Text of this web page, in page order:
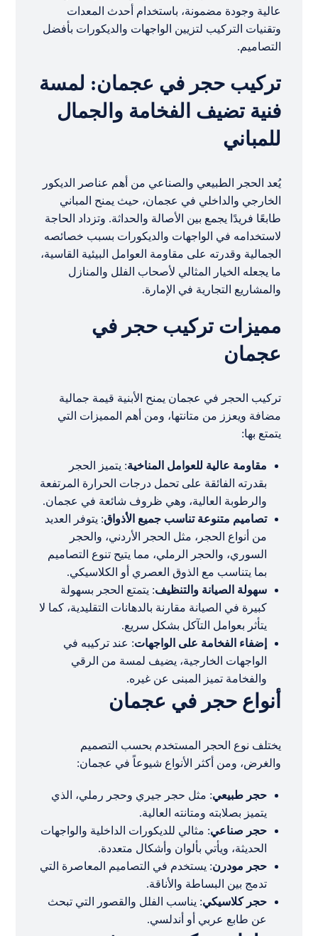
عالية وجودة مضمونة، باستخدام أحدث المعدات
وتقنيات التركيب لتزيين الواجهات والديكورات بأفضل
التصاميم.
تركيب حجر في عجمان: لمسة
فنية تضيف الفخامة والجمال
للمباني
يُعد الحجر الطبيعي والصناعي من أهم عناصر الديكور
الخارجي والداخلي في عجمان، حيث يمنح المباني
طابعًا فريدًا يجمع بين الأصالة والحداثة. وتزداد الحاجة
لاستخدامه في الواجهات والديكورات بسبب خصائصه
الجمالية وقدرته على مقاومة العوامل البيئية القاسية،
ما يجعله الخيار المثالي لأصحاب الفلل والمنازل
والمشاريع التجارية في الإمارة.
مميزات تركيب حجر في
عجمان
تركيب الحجر في عجمان يمنح الأبنية قيمة جمالية
مضافة ويعزز من متانتها، ومن أهم المميزات التي
يتمتع بها:
مقاومة عالية للعوامل المناخية: يتميز الحجر
بقدرته الفائقة على تحمل درجات الحرارة المرتفعة
والرطوبة العالية، وهي ظروف شائعة في عجمان.
تصاميم متنوعة تناسب جميع الأذواق: يتوفر العديد
من أنواع الحجر، مثل الحجر الأردني، والحجر
السوري، والحجر الرملي، مما يتيح تنوع التصاميم
بما يتناسب مع الذوق العصري أو الكلاسيكي.
سهولة الصيانة والتنظيف: يتمتع الحجر بسهولة
كبيرة في الصيانة مقارنة بالدهانات التقليدية، كما لا
يتأثر بعوامل التآكل بشكل سريع.
إضفاء الفخامة على الواجهات: عند تركيبه في
الواجهات الخارجية، يضيف لمسة من الرقي
والفخامة تميز المبنى عن غيره.
أنواع حجر في عجمان
يختلف نوع الحجر المستخدم بحسب التصميم
والغرض، ومن أكثر الأنواع شيوعاً في عجمان:
حجر طبيعي: مثل حجر جيري وحجر رملي، الذي
يتميز بصلابته ومتانته العالية.
حجر صناعي: مثالي للديكورات الداخلية والواجهات
الحديثة، ويأتي بألوان وأشكال متعددة.
حجر مودرن: يستخدم في التصاميم المعاصرة التي
تدمج بين البساطة والأناقة.
حجر كلاسيكي: يناسب الفلل والقصور التي تبحث
عن طابع عربي أو أندلسي.